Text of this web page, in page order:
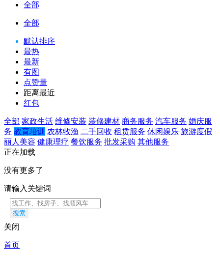
全部
全部
默认排序
最热
最新
有图
点赞量
距离最近
红包
全部 家政生活 维修安装 装修建材 商务服务 汽车服务 婚庆服
务 教育培训 农林牧渔 二手回收 租赁服务 休闲娱乐 旅游度假
丽人美容 健康理疗 餐饮服务 批发采购 其他服务
正在加载
没有更多了
请输入关键词
搜索
关闭
首页